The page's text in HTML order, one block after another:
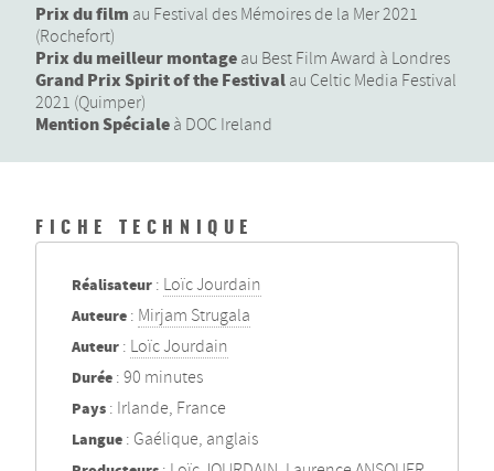
Prix du film au Festival des Mémoires de la Mer 2021
(Rochefort)
Prix du meilleur montage au Best Film Award à Londres
Grand Prix Spirit of the Festival au Celtic Media Festival
2021 (Quimper)
Mention Spéciale à DOC Ireland
FICHE TECHNIQUE
Réalisateur : Loïc Jourdain
Auteure : Mirjam Strugala
Auteur : Loïc Jourdain
Durée : 90 minutes
Pays : Irlande, France
Langue : Gaélique, anglais